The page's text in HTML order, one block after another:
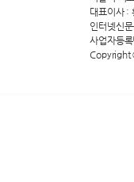
대표이사 :
인터넷신
사업자등
Copyright